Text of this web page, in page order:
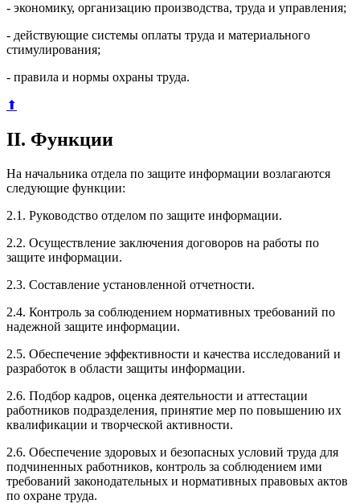
- экономику, организацию производства, труда и управления;
- действующие системы оплаты труда и материального
стимулирования;
- правила и нормы охраны труда.
⬆
II. Функции
На начальника отдела по защите информации возлагаются
следующие функции:
2.1. Руководство отделом по защите информации.
2.2. Осуществление заключения договоров на работы по
защите информации.
2.3. Составление установленной отчетности.
2.4. Контроль за соблюдением нормативных требований по
надежной защите информации.
2.5. Обеспечение эффективности и качества исследований и
разработок в области защиты информации.
2.6. Подбор кадров, оценка деятельности и аттестации
работников подразделения, принятие мер по повышению их
квалификации и творческой активности.
2.6. Обеспечение здоровых и безопасных условий труда для
подчиненных работников, контроль за соблюдением ими
требований законодательных и нормативных правовых актов
по охране труда.